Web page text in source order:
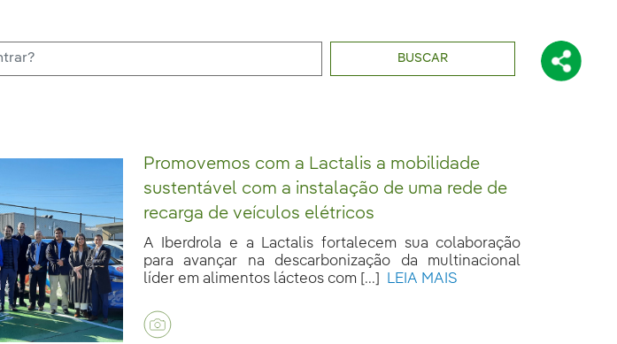
BUSCAR
Promovemos com a Lactalis a mobilidade
sustentável com a instalação de uma rede de
recarga de veículos elétricos
A Iberdrola e a Lactalis fortalecem sua colaboração
para avançar na descarbonização da multinacional
líder em alimentos lácteos com [...]
LEIA MAIS